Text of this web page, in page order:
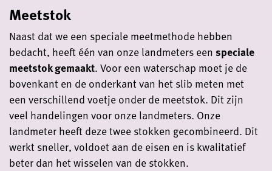
Meetstok
Naast dat we een speciale meetmethode hebben
bedacht, heeft één van onze landmeters eenspeciale
meetstok gemaakt. Voor een waterschap moet je de
bovenkant en de onderkant van het slib meten met
een verschillend voetje onder de meetstok. Dit zijn
veel handelingen voor onze landmeters. Onze
landmeter heeft deze twee stokken gecombineerd. Dit
werkt sneller, voldoet aan de eisen en is kwalitatief
beter dan het wisselen van de stokken.